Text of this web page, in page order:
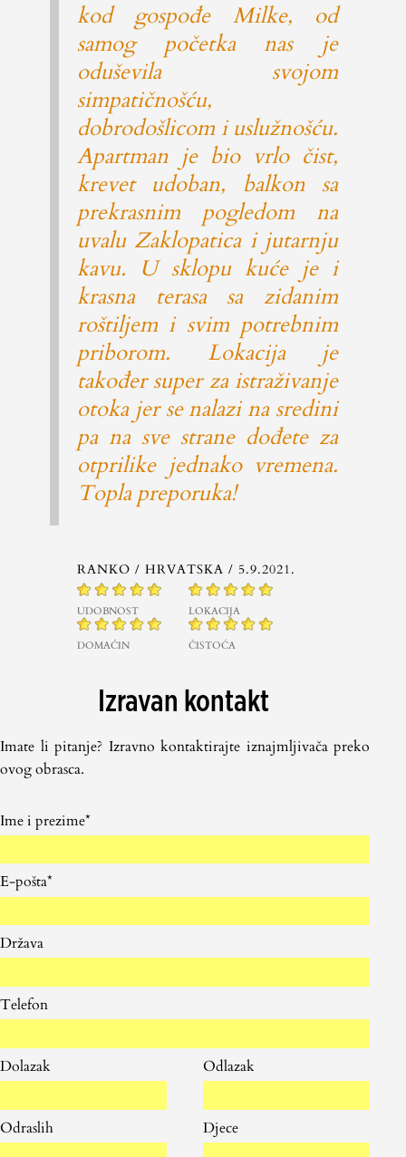
kod gospođe Milke, od
samog početka nas je
oduševila svojom
simpatičnošću,
dobrodošlicom i uslužnošću.
Apartman je bio vrlo čist,
krevet udoban, balkon sa
prekrasnim pogledom na
uvalu Zaklopatica i jutarnju
kavu. U sklopu kuće je i
krasna terasa sa zidanim
roštiljem i svim potrebnim
priborom. Lokacija je
također super za istraživanje
otoka jer se nalazi na sredini
pa na sve strane dođete za
otprilike jednako vremena.
Topla preporuka!
RANKO / HRVATSKA / 5.9.2021.
UDOBNOST LOKACIJA
DOMAĆIN ČISTOĆA
Izravan kontakt
Imate li pitanje? Izravno kontaktirajte iznajmljivača preko
ovog obrasca.
Please
leave
this
field
Please
leave
this
field
Please
leave
this
field
Please
leave
this
field
Ime i prezime*
E-pošta*
Država
Telefon
Dolazak Odlazak
Odraslih Djece